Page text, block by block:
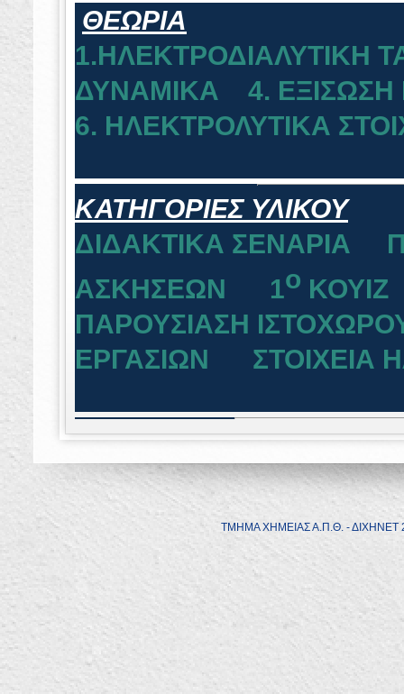
ΘΕΩΡΙΑ
1.HΛΕΚΤΡΟΔΙΑΛΥΤΙΚΗ
ΔΥΝΑΜΙΚΑ
4. ΕΞΙΣΩΣΗ
6. ΗΛΕΚΤΡΟΛΥΤΙΚΑ
ΚΑΤΗΓΟΡΙΕΣ ΥΛΙΚΟΥ
ΔΙΔΑΚΤΙΚΑ ΣΕΝΑΡΙΑ
ΑΣΚΗΣΕΩΝ
1o ΚΟΥΙΖ
ΠΑΡΟΥΣΙΑΣΗ
ΕΡΓΑΣΙΩΝ
ΣΤΟΙΧΕΙΑ
ΤΜΗΜΑ ΧΗΜΕΙΑΣ Α.Π.Θ. -